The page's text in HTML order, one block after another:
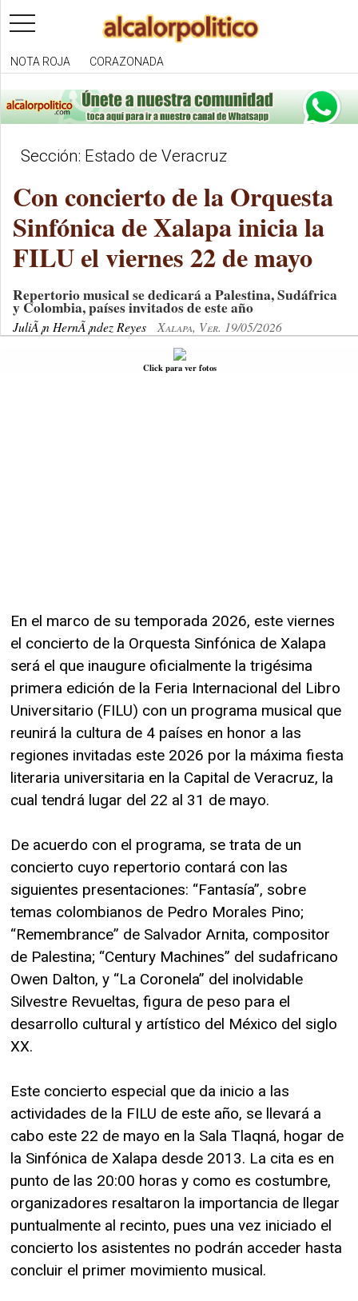
toggle
navigation
NOTA ROJA CORAZONADA
Sección: Estado de Veracruz
Con concierto de la Orquesta
Sinfónica de Xalapa inicia la
FILU el viernes 22 de mayo
Repertorio musical se dedicará a Palestina, Sudáfrica
y Colombia, países invitados de este año
JuliÃ¡n HernÃ¡ndez Reyes Xalapa, Ver. 19/05/2026
Click para ver fotos
En el marco de su temporada 2026, este viernes
el concierto de la Orquesta Sinfónica de Xalapa
será el que inaugure oficialmente la trigésima
primera edición de la Feria Internacional del Libro
Universitario (FILU) con un programa musical que
reunirá la cultura de 4 países en honor a las
regiones invitadas este 2026 por la máxima fiesta
literaria universitaria en la Capital de Veracruz, la
cual tendrá lugar del 22 al 31 de mayo.
De acuerdo con el programa, se trata de un
concierto cuyo repertorio contará con las
siguientes presentaciones: “Fantasía”, sobre
temas colombianos de Pedro Morales Pino;
“Remembrance” de Salvador Arnita, compositor
de Palestina; “Century Machines” del sudafricano
Owen Dalton, y “La Coronela” del inolvidable
Silvestre Revueltas, figura de peso para el
desarrollo cultural y artístico del México del siglo
XX.
Este concierto especial que da inicio a las
actividades de la FILU de este año, se llevará a
cabo este 22 de mayo en la Sala Tlaqná, hogar de
la Sinfónica de Xalapa desde 2013. La cita es en
punto de las 20:00 horas y como es costumbre,
organizadores resaltaron la importancia de llegar
puntualmente al recinto, pues una vez iniciado el
concierto los asistentes no podrán acceder hasta
concluir el primer movimiento musical.